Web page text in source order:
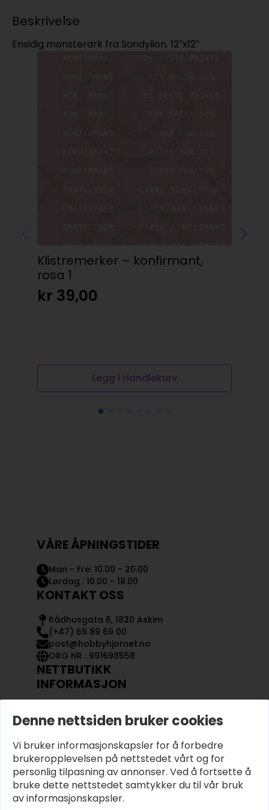
Beskrivelse
Ensidig mønsterark fra Sandylion. 12″x12″
Klistremerker – konfirmant,
rosa 1
kr 39,00
Legg I Handlekurv
VÅRE ÅPNINGSTIDER
Man - Fre: 10.00 - 20.00
Lørdag : 10.00 - 18.00
KONTAKT OSS
Rådhusgata 6, 1830 Askim
(+47) 69 89 69 00
post@hobbyhjornet.no
ORG NR : 991698558
NETTBUTIKK
INFORMASJON
OM OSS
KJØPSVILKÅR OG BETINGELSER
PERSONVERN
Denne nettsiden bruker cookies
Vi bruker informasjonskapsler for å forbedre
brukeropplevelsen på nettstedet vårt og for
personlig tilpasning av annonser. Ved å fortsette å
bruke dette nettstedet samtykker du til vår bruk
av informasjonskapsler.